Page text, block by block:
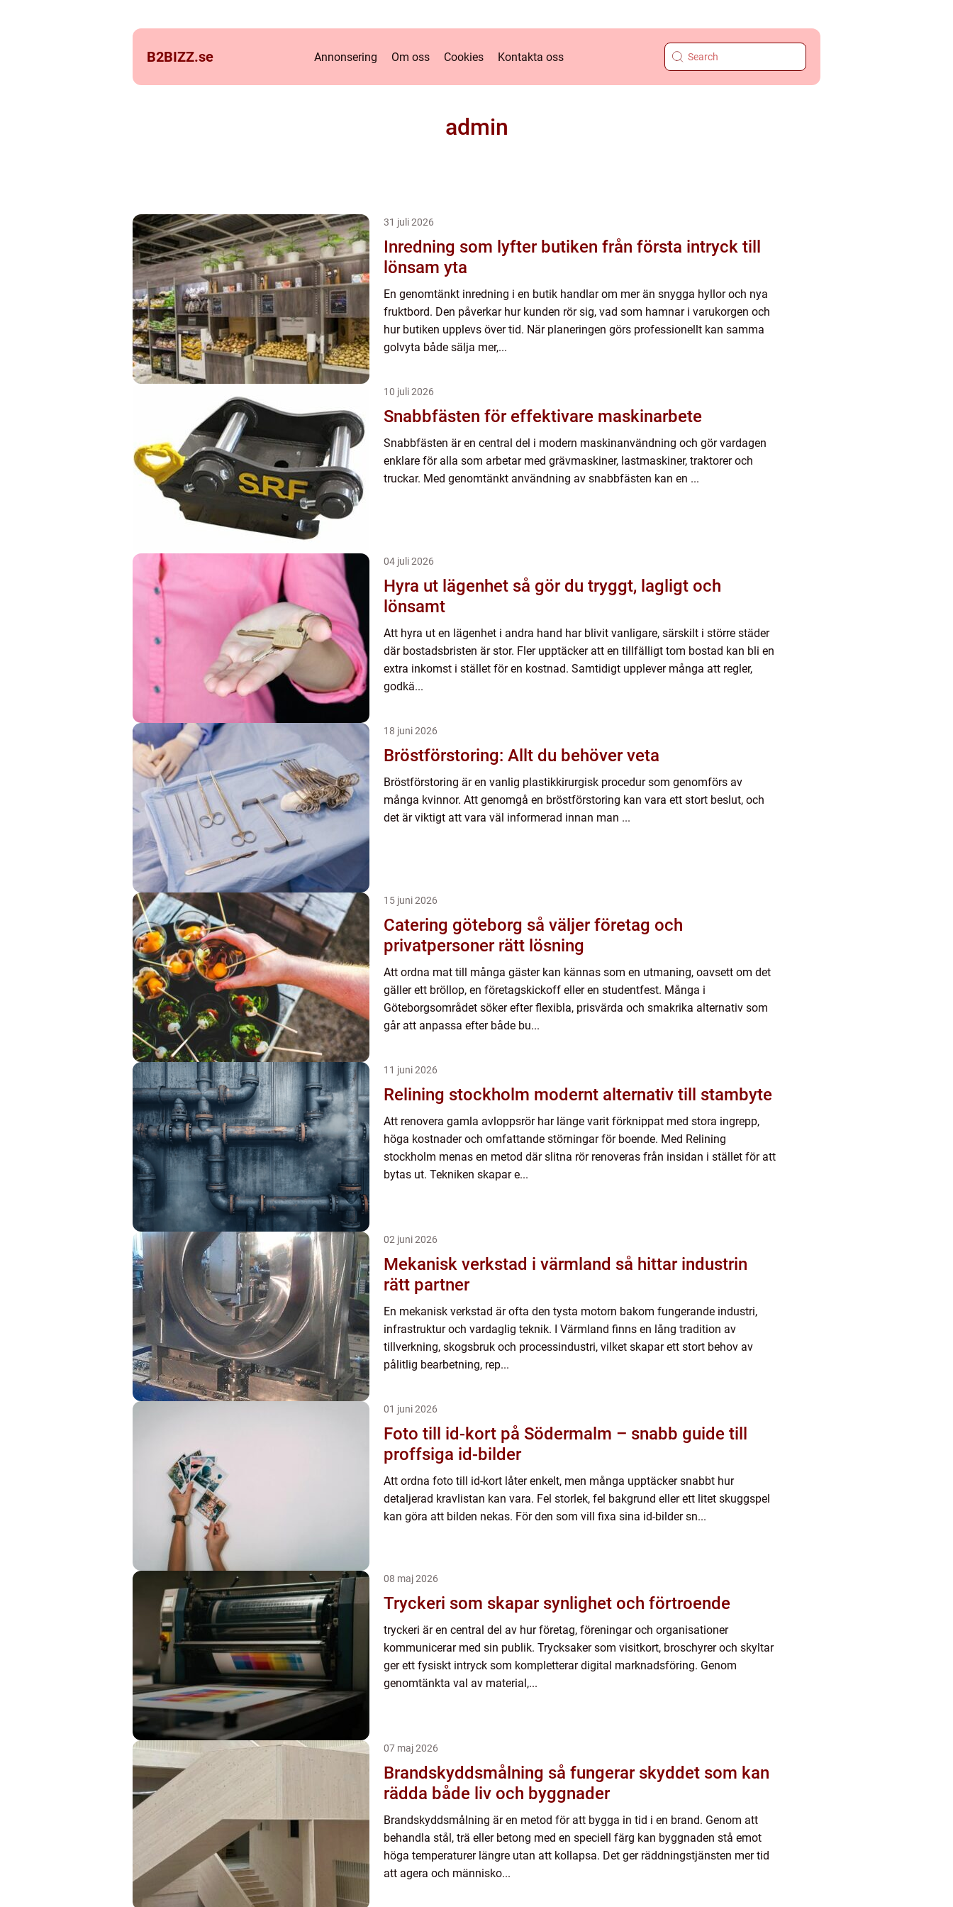
B2BIZZ.se Annonsering Om oss Cookies Kontakta oss
admin
31 juli 2026
Inredning som lyfter butiken från första intryck till
lönsam yta
En genomtänkt inredning i en butik handlar om mer än snygga hyllor och nya
fruktbord. Den påverkar hur kunden rör sig, vad som hamnar i varukorgen och
hur butiken upplevs över tid. När planeringen görs professionellt kan samma
golvyta både sälja mer,...
10 juli 2026
Snabbfästen för effektivare maskinarbete
Snabbfästen är en central del i modern maskinanvändning och gör vardagen
enklare för alla som arbetar med grävmaskiner, lastmaskiner, traktorer och
truckar. Med genomtänkt användning av snabbfästen kan en ...
04 juli 2026
Hyra ut lägenhet så gör du tryggt, lagligt och
lönsamt
Att hyra ut en lägenhet i andra hand har blivit vanligare, särskilt i större städer
där bostadsbristen är stor. Fler upptäcker att en tillfälligt tom bostad kan bli en
extra inkomst i stället för en kostnad. Samtidigt upplever många att regler,
godkä...
18 juni 2026
Bröstförstoring: Allt du behöver veta
Bröstförstoring är en vanlig plastikkirurgisk procedur som genomförs av
många kvinnor. Att genomgå en bröstförstoring kan vara ett stort beslut, och
det är viktigt att vara väl informerad innan man ...
15 juni 2026
Catering göteborg så väljer företag och
privatpersoner rätt lösning
Att ordna mat till många gäster kan kännas som en utmaning, oavsett om det
gäller ett bröllop, en företagskickoff eller en studentfest. Många i
Göteborgsområdet söker efter flexibla, prisvärda och smakrika alternativ som
går att anpassa efter både bu...
11 juni 2026
Relining stockholm modernt alternativ till stambyte
Att renovera gamla avloppsrör har länge varit förknippat med stora ingrepp,
höga kostnader och omfattande störningar för boende. Med Relining
stockholm menas en metod där slitna rör renoveras från insidan i stället för att
bytas ut. Tekniken skapar e...
02 juni 2026
Mekanisk verkstad i värmland så hittar industrin
rätt partner
En mekanisk verkstad är ofta den tysta motorn bakom fungerande industri,
infrastruktur och vardaglig teknik. I Värmland finns en lång tradition av
tillverkning, skogsbruk och processindustri, vilket skapar ett stort behov av
pålitlig bearbetning, rep...
01 juni 2026
Foto till id-kort på Södermalm – snabb guide till
proffsiga id-bilder
Att ordna foto till id-kort låter enkelt, men många upptäcker snabbt hur
detaljerad kravlistan kan vara. Fel storlek, fel bakgrund eller ett litet skuggspel
kan göra att bilden nekas. För den som vill fixa sina id-bilder sn...
08 maj 2026
Tryckeri som skapar synlighet och förtroende
tryckeri är en central del av hur företag, föreningar och organisationer
kommunicerar med sin publik. Trycksaker som visitkort, broschyrer och skyltar
ger ett fysiskt intryck som kompletterar digital marknadsföring. Genom
genomtänkta val av material,...
07 maj 2026
Brandskyddsmålning så fungerar skyddet som kan
rädda både liv och byggnader
Brandskyddsmålning är en metod för att bygga in tid i en brand. Genom att
behandla stål, trä eller betong med en speciell färg kan byggnaden stå emot
höga temperaturer längre utan att kollapsa. Det ger räddningstjänsten mer tid
att agera och människo...